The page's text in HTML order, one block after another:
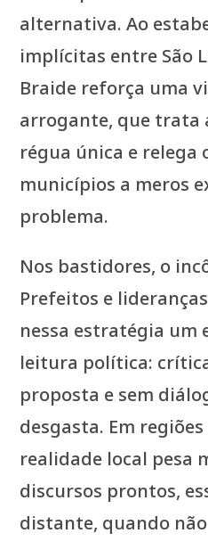
alternativa. Ao
implícitas entre São
Braide reforça uma
arrogante, que trata
régua única e relega
municípios a meros
problema.
Nos bastidores, o
Prefeitos e
nessa estratégia um
leitura política:
proposta e sem
desgasta. Em
realidade local pesa
discursos prontos,
distante, quando